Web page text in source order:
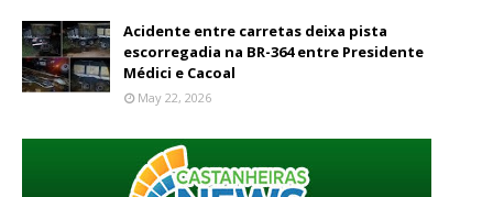
Acidente entre carretas deixa pista
escorregadia na BR-364 entre Presidente
Médici e Cacoal
May 22, 2026